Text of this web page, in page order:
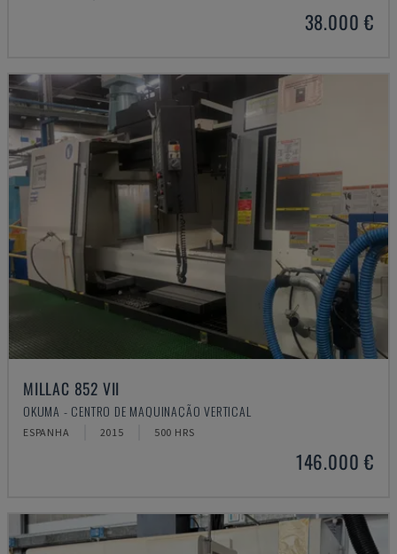
38.000 €
MILLAC 852 VII
OKUMA - CENTRO DE MAQUINAÇÃO VERTICAL
ESPANHA 2015 500 HRS
146.000 €